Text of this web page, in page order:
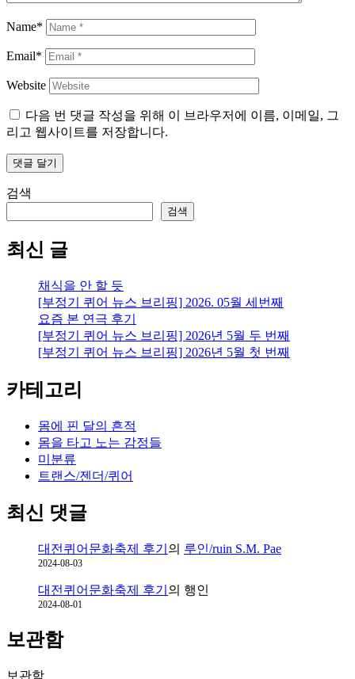
Name*
Email*
Website
다음 번 댓글 작성을 위해 이 브라우저에 이름, 이메일, 그
리고 웹사이트를 저장합니다.
검색
검색
최신 글
채식을 안 할 듯
[부정기 퀴어 뉴스 브리핑] 2026. 05월 세번째
요즘 본 연극 후기
[부정기 퀴어 뉴스 브리핑] 2026년 5월 두 번째
[부정기 퀴어 뉴스 브리핑] 2026년 5월 첫 번째
카테고리
몸에 핀 달의 흔적
몸을 타고 노는 감정들
미분류
트랜스/젠더/퀴어
최신 댓글
대전퀴어문화축제 후기 의 루인/ruin S.M. Pae
2024-08-03
대전퀴어문화축제 후기 의 행인
2024-08-01
보관함
보관함